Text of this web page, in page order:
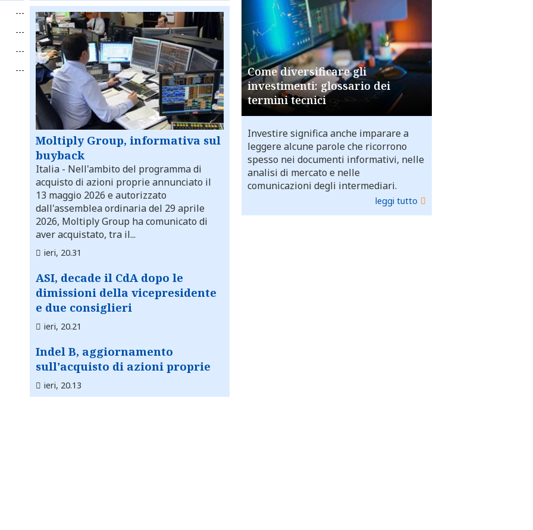
---
---
---
---
Moltiply Group, informativa sul
buyback
Italia - Nell'ambito del programma di
acquisto di azioni proprie annunciato il
13 maggio 2026 e autorizzato
dall'assemblea ordinaria del 29 aprile
2026, Moltiply Group ha comunicato di
aver acquistato, tra il...
ieri, 20.31
ASI, decade il CdA dopo le
dimissioni della vicepresidente
e due consiglieri
ieri, 20.21
Indel B, aggiornamento
sull'acquisto di azioni proprie
ieri, 20.13
Come diversificare gli
investimenti: glossario dei
termini tecnici
Investire significa anche imparare a
leggere alcune parole che ricorrono
spesso nei documenti informativi, nelle
analisi di mercato e nelle
comunicazioni degli intermediari.
leggi tutto